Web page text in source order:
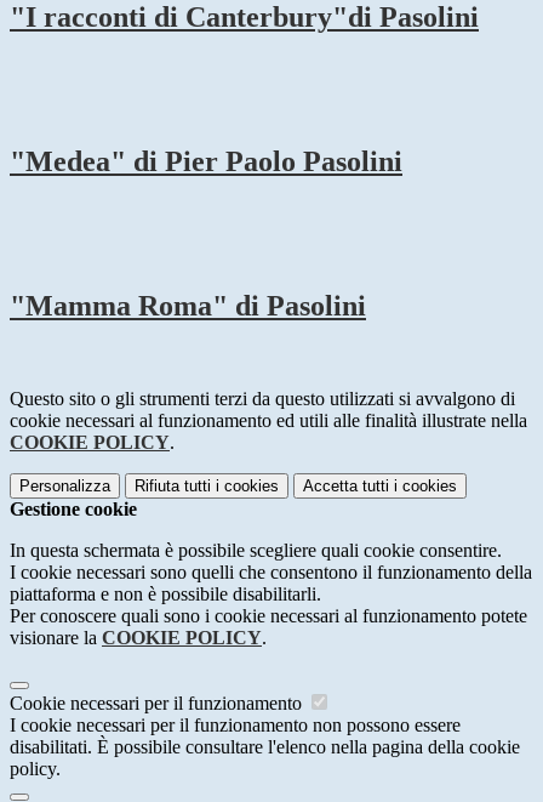
"I racconti di Canterbury"di Pasolini
"Medea" di Pier Paolo Pasolini
"Mamma Roma" di Pasolini
Questo sito o gli strumenti terzi da questo utilizzati si avvalgono di
cookie necessari al funzionamento ed utili alle finalità illustrate nella
COOKIE POLICY.
Personalizza Rifiuta tutti i cookies Accetta tutti i cookies
Gestione cookie
In questa schermata è possibile scegliere quali cookie consentire.
I cookie necessari sono quelli che consentono il funzionamento della
piattaforma e non è possibile disabilitarli.
Per conoscere quali sono i cookie necessari al funzionamento potete
visionare la COOKIE POLICY.
Cookie necessari per il funzionamento
I cookie necessari per il funzionamento non possono essere
disabilitati. È possibile consultare l'elenco nella pagina della cookie
policy.